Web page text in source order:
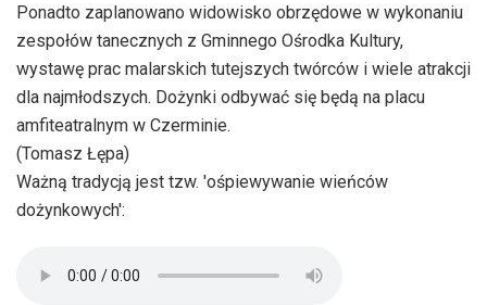
Ponadto zaplanowano widowisko obrzędowe w wykonaniu
zespołów tanecznych z Gminnego Ośrodka Kultury,
wystawę prac malarskich tutejszych twórców i wiele atrakcji
dla najmłodszych. Dożynki odbywać się będą na placu
amfiteatralnym w Czerminie.
(Tomasz Łępa)
Ważną tradycją jest tzw. 'ośpiewywanie wieńców
dożynkowych':